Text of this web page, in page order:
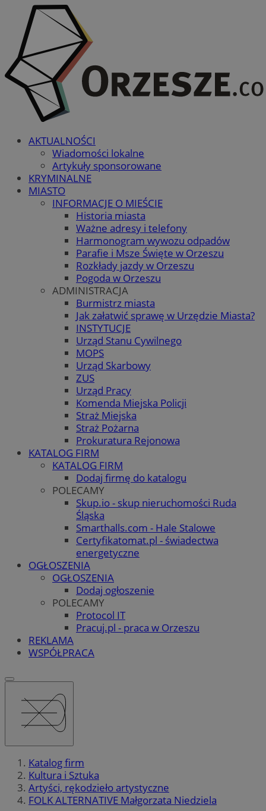
AKTUALNOŚCI
Wiadomości lokalne
Artykuły sponsorowane
KRYMINALNE
MIASTO
INFORMACJE O MIEŚCIE
Historia miasta
Ważne adresy i telefony
Harmonogram wywozu odpadów
Parafie i Msze Święte w Orzeszu
Rozkłady jazdy w Orzeszu
Pogoda w Orzeszu
ADMINISTRACJA
Burmistrz miasta
Jak załatwić sprawę w Urzędzie Miasta?
INSTYTUCJE
Urząd Stanu Cywilnego
MOPS
Urząd Skarbowy
ZUS
Urząd Pracy
Komenda Miejska Policji
Straż Miejska
Straż Pożarna
Prokuratura Rejonowa
KATALOG FIRM
KATALOG FIRM
Dodaj firmę do katalogu
POLECAMY
Skup.io - skup nieruchomości Ruda
Śląska
Smarthalls.com - Hale Stalowe
Certyfikatomat.pl - świadectwa
energetyczne
OGŁOSZENIA
OGŁOSZENIA
Dodaj ogłoszenie
POLECAMY
Protocol IT
Pracuj.pl - praca w Orzeszu
REKLAMA
WSPÓŁPRACA
Katalog firm
Kultura i Sztuka
Artyści, rękodzieło artystyczne
FOLK ALTERNATIVE Małgorzata Niedziela